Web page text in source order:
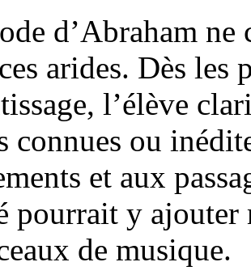
d’Abraham
arides. Dès les
l’élève
connues ou
et aux
pourrait y ajouter
de musique.